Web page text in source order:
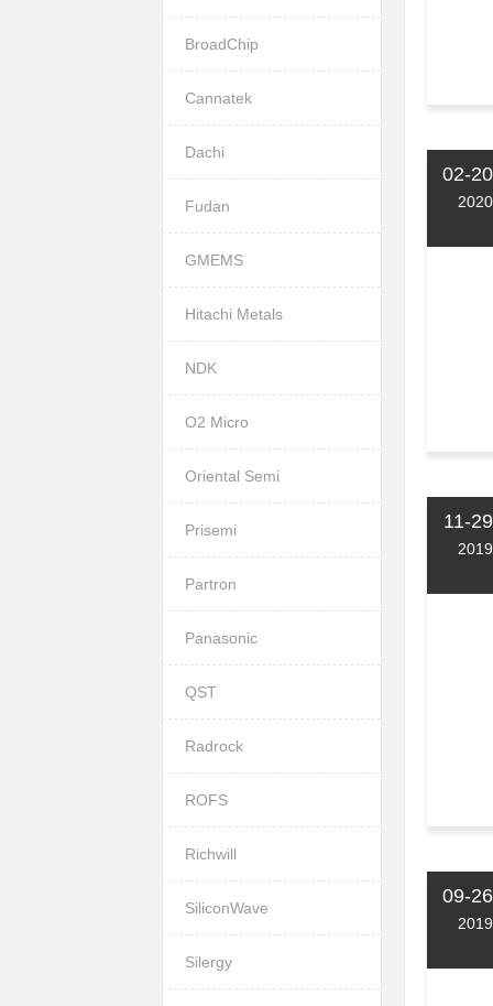
BroadChip
Cannatek
Dachi
Fudan
GMEMS
Hitachi Metals
NDK
O2 Micro
Oriental Semi
Prisemi
Partron
Panasonic
QST
Radrock
ROFS
Richwill
SiliconWave
Silergy
02-20
2020
11-29
2019
09-26
2019